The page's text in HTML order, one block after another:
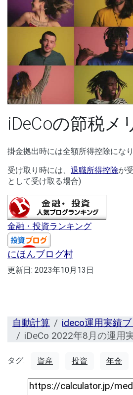
iDeCoの節税メ
掛金拠出時には全額所得控除になり
受け取り時には、 退職所得控除が
として受け取る場合)
金融・投資ランキング
にほんブログ村
更新日: 2023年10月13日
自動計算
ideco運用実績
iDeCo 2022年8月の運用
タグ: 資産 投資 年金